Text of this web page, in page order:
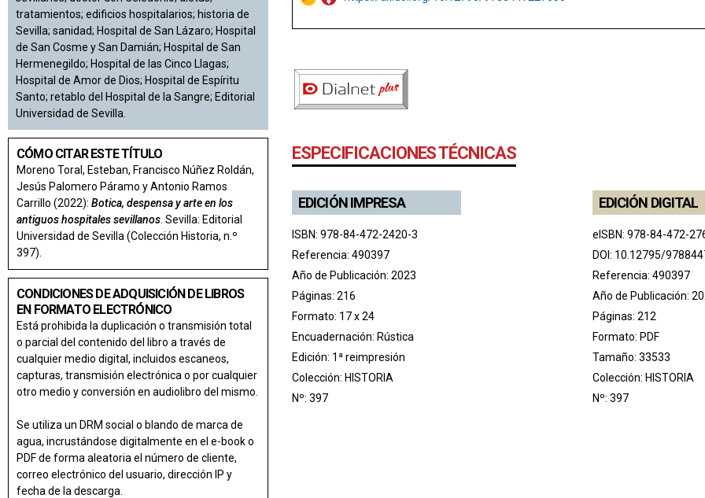
tratamientos; edificios hospitalarios; historia de
Sevilla; sanidad; Hospital de San Lázaro; Hospital
de San Cosme y San Damián; Hospital de San
Hermenegildo; Hospital de las Cinco Llagas;
Hospital de Amor de Dios; Hospital de Espíritu
Santo; retablo del Hospital de la Sangre; Editorial
Universidad de Sevilla.
CÓMO CITAR ESTE TÍTULO
Moreno Toral, Esteban, Francisco Núñez Roldán,
Jesús Palomero Páramo y Antonio Ramos
Carrillo (2022): Botica, despensa y arte en los
antiguos hospitales sevillanos . Sevilla: Editorial
Universidad de Sevilla (Colección Historia, n.º
397).
CONDICIONES DE ADQUISICIÓN DE LIBROS
EN FORMATO ELECTRÓNICO
Está prohibida la duplicación o transmisión total
o parcial del contenido del libro a través de
cualquier medio digital, incluidos escaneos,
capturas, transmisión electrónica o por cualquier
otro medio y conversión en audiolibro del mismo.
Se utiliza un DRM social o blando de marca de
agua, incrustándose digitalmente en el e-book o
PDF de forma aleatoria el número de cliente,
correo electrónico del usuario, dirección IP y
fecha de la descarga.
ESPECIFICACIONES TÉCNICAS
EDICIÓN IMPRESA
ISBN: 978-84-472-2420-3
Referencia: 490397
Año de Publicación: 2023
Páginas: 216
Formato: 17 x 24
Encuadernación: Rústica
Edición: 1ª reimpresión
Colección: HISTORIA
Nº: 397
EDICIÓN DIGITAL
eISBN: 978-84-472-
DOI: 10.12795/
Referencia: 490397
Año de Publicación:
Páginas: 212
Formato: PDF
Tamaño: 33533
Colección: HISTORIA
Nº: 397